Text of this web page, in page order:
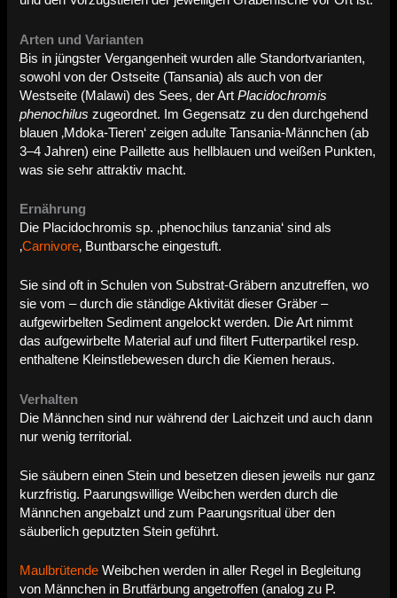
Arten und Varianten
Bis in jüngster Vergangenheit wurden alle Standortvarianten,
sowohl von der Ostseite (Tansania) als auch von der
Westseite (Malawi) des Sees, der ArtPlacidochromis
phenochilus zugeordnet. Im Gegensatz zu den durchgehend
blauen ‚Mdoka-Tieren‘ zeigen adulte Tansania-Männchen (ab
3–4 Jahren) eine Paillette aus hellblauen und weißen Punkten,
was sie sehr attraktiv macht.
Ernährung
Die Placidochromis sp. ‚phenochilus tanzania‘ sind als
‚Carnivore‚ Buntbarsche eingestuft.
Sie sind oft in Schulen von Substrat-Gräbern anzutreffen, wo
sie vom – durch die ständige Aktivität dieser Gräber –
aufgewirbelten Sediment angelockt werden. Die Art nimmt
das aufgewirbelte Material auf und filtert Futterpartikel resp.
enthaltene Kleinstlebewesen durch die Kiemen heraus.
Verhalten
Die Männchen sind nur während der Laichzeit und auch dann
nur wenig territorial.
Sie säubern einen Stein und besetzen diesen jeweils nur ganz
kurzfristig. Paarungswillige Weibchen werden durch die
Männchen angebalzt und zum Paarungsritual über den
säuberlich geputzten Stein geführt.
Maulbrütende Weibchen werden in aller Regel in Begleitung
von Männchen in Brutfärbung angetroffen (analog zu P.